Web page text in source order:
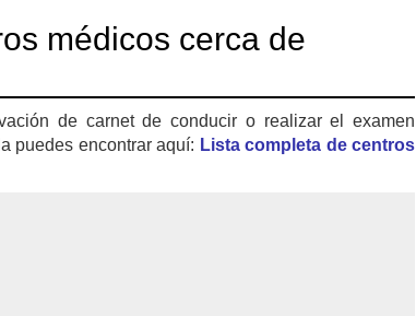
médicos cerca de
de carnet de conducir o realizar el examen
puedes encontrar aquí: Lista completa de centros